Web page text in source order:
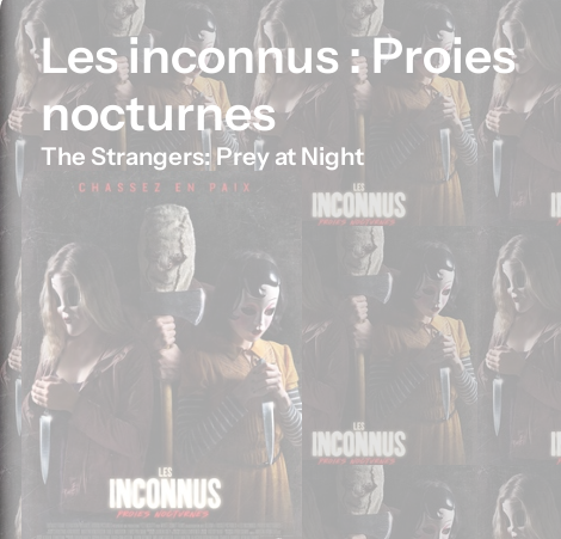
Les inconnus : Proies
nocturnes
The Strangers: Prey at Night